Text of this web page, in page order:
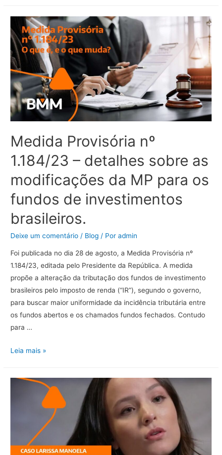
12.976:
o
que
muda
na
responsabilidade
das
plataformas
Medida Provisória nº
1.184/23 – detalhes sobre as
modificações da MP para os
fundos de investimentos
brasileiros.
Deixe um comentário / Blog / Poradmin
Foi publicada no dia 28 de agosto, a Medida Provisória nº
1.184/23, editada pelo Presidente da República. A medida
propõe a alteração da tributação dos fundos de investimento
brasileiros pelo imposto de renda (“IR”), segundo o governo,
para buscar maior uniformidade da incidência tributária entre
os fundos abertos e os chamados fundos fechados. Contudo
para …
Medida
modificações
Leia mais »